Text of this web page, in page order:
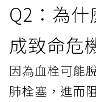
Q2：為
成致命危
因為血栓可能
肺栓塞，進而